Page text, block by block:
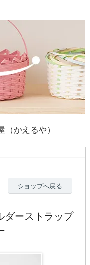
かえるや）
ショップへ戻る
ーストラップ